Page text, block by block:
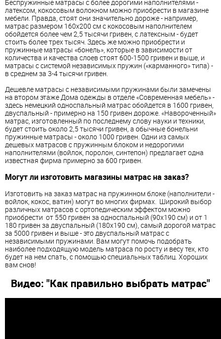
Беспружинные матрасы с более дорогими наполнителями -
латексом, кокосовым волокном можно приобрести в магазине
мебели. Правда, стоят они значительно дороже - например,
матрас размером 160х200 см с кокосовым наполнителем
обойдется более чем 2,5 тысячи гривен, с латексным - будет
стоить более трех тысяч. Здесь же можно приобрести и
пружинные матрасы «бонель», которые в зависимости от
количества и качества слоев стоят 600-1500 гривен и выше, и
матрасы с системой независимых пружин («карманного» типа) -
в среднем за 3-4 тысячи гривен.
Дешевле матрасы с независимыми пружинами были замечены
на втором этаже Дома одежды в отделе «Современная мебель» -
здесь немецкий односпальный матрас обойдется в 1600 гривен,
двуспальный - примерно на 150 гривен дороже. «Навороченный»
матрас, изготовленный по последнему слову науки и техники,
будет стоить около 2,5 тысячи гривен, а обычные бонельни
пружинные матрасы - около 1000 гривен. Одни из самых
дешевых матрасов с пружинным блоком и недорогими
наполнителями (войлок, поролон, синтепон) предлагает одна
известная фирма примерно за 600 гривен.
Могут ли изготовить магазины матрас на заказ?
Изготовить на заказ матрас на пружинном блоке (наполнители -
войлок, кокос, ватин) могут во многих фирмах. Широкий выбор
различных матрасов с ортопедическим эффектом можно
приобрести от 550 гривен за односпальный (90х190 см) и от 1
180 гривен за двуспальный (180х190 см), самый дорогой матрас
за 5000 гривен и выше - это двуспальный матрас с
независимыми пружинами. Вам могут помочь подобрать
наиболее подходящую модель матраса по росту и весу тех, кто
будет на нем спать, с помощью специальных таблиц. Хороших
вам снов!
Видео: "Как правильно выбрать матрас"